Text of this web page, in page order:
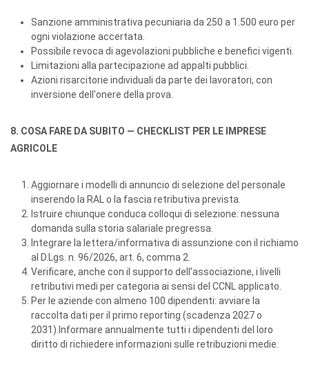
Sanzione amministrativa pecuniaria da 250 a 1.500 euro per
ogni violazione accertata.
Possibile revoca di agevolazioni pubbliche e benefici vigenti.
Limitazioni alla partecipazione ad appalti pubblici.
Azioni risarcitorie individuali da parte dei lavoratori, con
inversione dell'onere della prova.
8. COSA FARE DA SUBITO — CHECKLIST PER LE IMPRESE
AGRICOLE
Aggiornare i modelli di annuncio di selezione del personale
inserendo la RAL o la fascia retributiva prevista.
Istruire chiunque conduca colloqui di selezione: nessuna
domanda sulla storia salariale pregressa.
Integrare la lettera/informativa di assunzione con il richiamo
al D.Lgs. n. 96/2026, art. 6, comma 2.
Verificare, anche con il supporto dell'associazione, i livelli
retributivi medi per categoria ai sensi del CCNL applicato.
Per le aziende con almeno 100 dipendenti: avviare la
raccolta dati per il primo reporting (scadenza 2027 o
2031).Informare annualmente tutti i dipendenti del loro
diritto di richiedere informazioni sulle retribuzioni medie.